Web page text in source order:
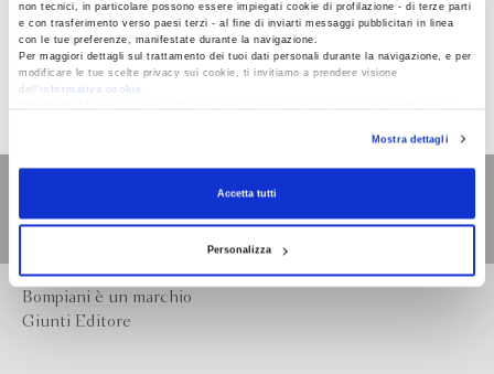
non tecnici, in particolare possono essere impiegati cookie di profilazione - di terze parti
e con trasferimento verso paesi terzi - al fine di inviarti messaggi pubblicitari in linea
con le tue preferenze, manifestate durante la navigazione.
Per maggiori dettagli sul trattamento dei tuoi dati personali durante la navigazione, e per
modificare le tue scelte privacy sui cookie, ti invitiamo a prendere visione
dell’
informativa cookie
RevocaMostra dettagli
Accetta tutti
Personalizza
Nando dalla Chiesa presenta il suo libro "Per fortuna
faccio il prof" in occasione della rassegna "Martedì alla
Cantoniera".
Bompiani è un marchio
Giunti Editore